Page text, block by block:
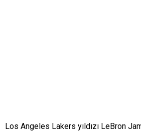
Los Angeles Lakers yıldızı LeBron